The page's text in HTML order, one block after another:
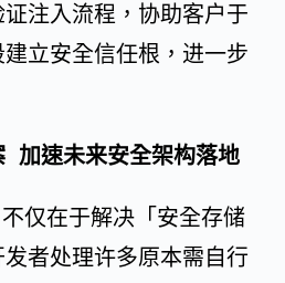
注入流程，协助客户于
立安全信任根，进一步
加速未来安全架构落地
仅在于解决「安全存储
者处理许多原本需自行